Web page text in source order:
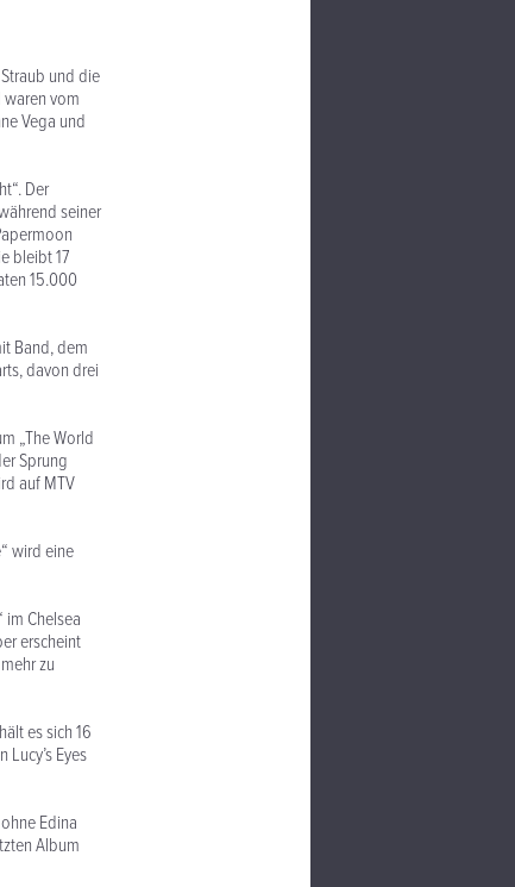
und die
waren vom
Vega und
Der
seiner
bleibt 17
15.000
Band, dem
davon drei
„The World
Sprung
auf MTV
wird eine
Chelsea
erscheint
zu
es sich 16
Eyes
Edina
Album